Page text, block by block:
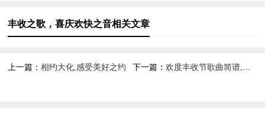
丰收之歌，喜庆欢快之音相关文章
上一篇：相约大化,感受美好之约 下一篇： 欢度丰收节歌曲简谱,喜庆欢快庆丰收